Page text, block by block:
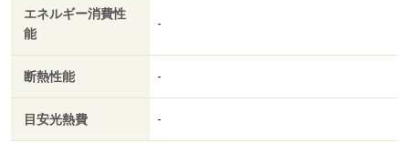
ス／洗面所にドア／高速ネット対応／敷金・礼金不要／保
証会社利用可／ＩＴ重説 対応物件／テレビ／通風良好／
（銀行）まで３７０ｍ／浜松砂山郵便局（郵便局）まで４
５１ｍ／浜松磐田信用金庫 駅南支店（銀行）まで５１９
ｍ／スギ薬局 浜松海老塚店（ドラッグストア）まで５０
エネルギー消費性
能
-
断熱性能 -
目安光熱費 -